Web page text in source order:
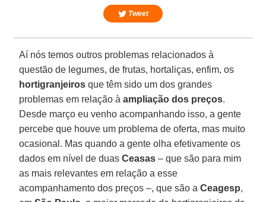
Tweet
Aí nós temos outros problemas relacionados à
questão de legumes, de frutas, hortaliças, enfim, os
hortigranjeiros que têm sido um dos grandes
problemas em relação àampliação dos preços.
Desde março eu venho acompanhando isso, a gente
percebe que houve um problema de oferta, mas muito
ocasional. Mas quando a gente olha efetivamente os
dados em nível de duasCeasas – que são para mim
as mais relevantes em relação a esse
acompanhamento dos preços –, que são aCeagesp,